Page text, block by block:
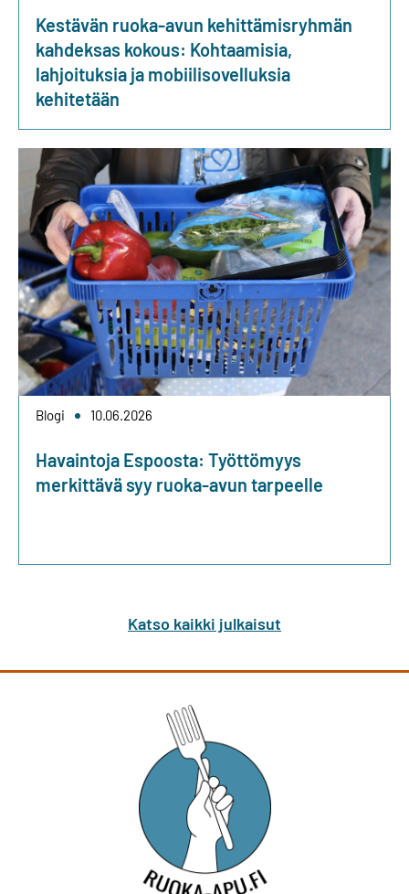
Kestävän ruoka-avun kehittämisryhmän
kahdeksas kokous: Kohtaamisia,
lahjoituksia ja mobiilisovelluksia
kehitetään
Blogi 10.06.2026
Havaintoja Espoosta: Työttömyys
merkittävä syy ruoka-avun tarpeelle
Katso kaikki julkaisut